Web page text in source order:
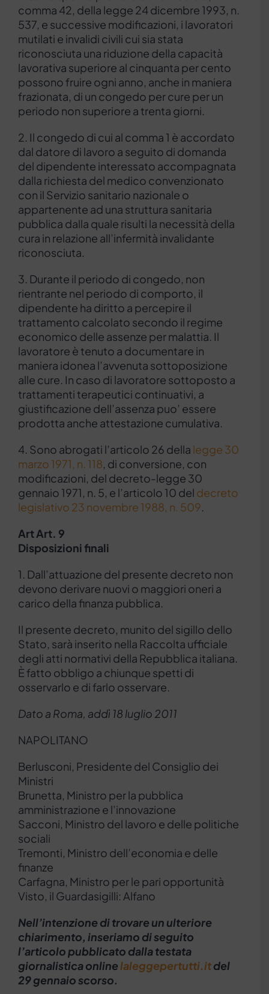
comma 42, della legge 24 dicembre 1993, n.
537, e successive modificazioni, i lavoratori
mutilati e invalidi civili cui sia stata
riconosciuta una riduzione della capacità
lavorativa superiore al cinquanta per cento
possono fruire ogni anno, anche in maniera
frazionata, di un congedo per cure per un
periodo non superiore a trenta giorni.
2. Il congedo di cui al comma 1 è accordato
dal datore di lavoro a seguito di domanda
del dipendente interessato accompagnata
dalla richiesta del medico convenzionato
con il Servizio sanitario nazionale o
appartenente ad una struttura sanitaria
pubblica dalla quale risulti la necessità della
cura in relazione all’infermità invalidante
riconosciuta.
3. Durante il periodo di congedo, non
rientrante nel periodo di comporto, il
dipendente ha diritto a percepire il
trattamento calcolato secondo il regime
economico delle assenze per malattia. Il
lavoratore è tenuto a documentare in
maniera idonea l’avvenuta sottoposizione
alle cure. In caso di lavoratore sottoposto a
trattamenti terapeutici continuativi, a
giustificazione dell’assenza puo’ essere
prodotta anche attestazione cumulativa.
4. Sono abrogati l’articolo 26 della legge 30
marzo 1971, n. 118, di conversione, con
modificazioni, del decreto-legge 30
gennaio 1971, n. 5, e l’articolo 10 del decreto
legislativo 23 novembre 1988, n. 509.
ArtArt. 9
Disposizioni finali
1. Dall’attuazione del presente decreto non
devono derivare nuovi o maggiori oneri a
carico della finanza pubblica.
Il presente decreto, munito del sigillo dello
Stato, sarà inserito nella Raccolta ufficiale
degli atti normativi della Repubblica italiana.
È fatto obbligo a chiunque spetti di
osservarlo e di farlo osservare.
Dato a Roma, addì 18 luglio 2011
NAPOLITANO
Berlusconi, Presidente del Consiglio dei
Ministri
Brunetta, Ministro per la pubblica
amministrazione e l’innovazione
Sacconi, Ministro del lavoro e delle politiche
sociali
Tremonti, Ministro dell’economia e delle
finanze
Carfagna, Ministro per le pari opportunità
Visto, il Guardasigilli: Alfano
Nell’intenzione di trovare un ulteriore
chiarimento, inseriamo di seguito
l’articolo pubblicato dalla testata
giornalistica online laleggepertutti.itdel
29 gennaio scorso.